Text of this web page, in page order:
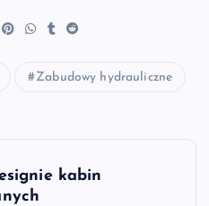
Zabudowy hydrauliczne
kabin